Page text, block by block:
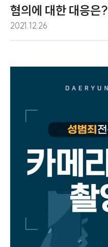
혐의에 대한 대응은?
2021.12.26